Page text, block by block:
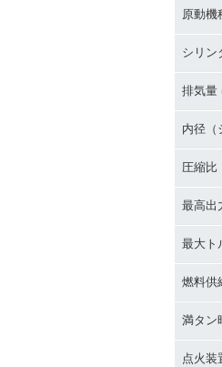
1976
0・新
原動機
シリン
排気量
内径（
圧縮比
最高出
最大ト
燃料供
満タン
点火装